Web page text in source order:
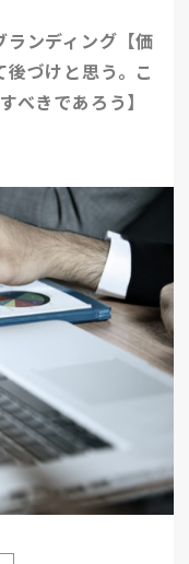
ンディング【価
づけと思う。こ
べきであろう】